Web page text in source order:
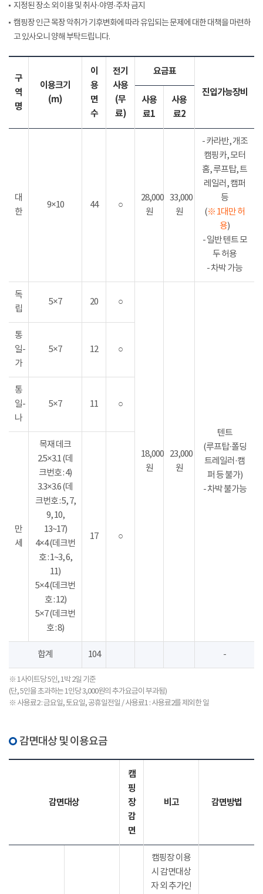
지정된 장소 외 이용 및 취사·야영·주차 금지
캠핑장 인근 목장 악취가 기후변화에 따라 유입되는 문제에 대한 대책을 마련하
고 있사오니 양해 부탁드립니다.
구
역
명
이용크기
(m)
이
용
면
수
전기
사용
(무
료)
요금표
진입가능장비
사용
료1
사용
료2
대
한
9×10 44 ○
28,000
원
33,000
원
- 카라반, 개조
캠핑카, 모터
홈, 루프탑, 트
레일러, 캠퍼
등
(※ 1대만 허
용)
- 일반 텐트 모
두 허용
- 차박 가능
독
립
5×7 20 ○
18,000
원
23,000
원
텐트
(루프탑·폴딩
트레일러·캠
퍼 등 불가)
- 차박 불가능
통
일-
가
5×7 12 ○
통
일-
나
5×7 11 ○
만
세
목재 데크
2.5×3.1 (데
크번호 : 4)
3.3×3.6 (데
크번호 : 5, 7,
9, 10,
13~17)
4×4 (데크번
호 : 1~3, 6,
11)
5×4 (데크번
호 : 12)
5×7 (데크번
호 : 8)
17 ○
합계 104 -
※ 1사이트당 5인, 1박 2일 기준
(단, 5인을 초과하는 1인당 3,000원의 추가요금이 부과됨)
※ 사용료2 : 금요일, 토요일, 공휴일전일 / 사용료1 : 사용료2를 제외한 일
감면대상 및 이용요금
감면대상
캠
핑
장
감
면
비고 감면방법
캠핑장 이용
시 감면대상
자 외 추가인